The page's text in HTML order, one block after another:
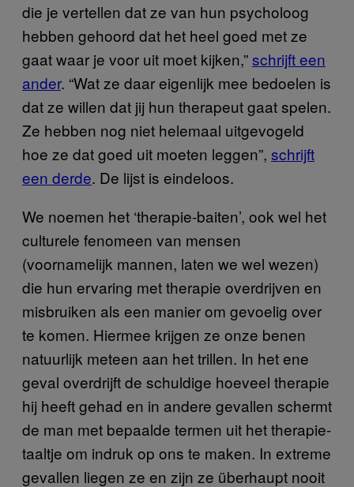
die je vertellen dat ze van hun psycholoog
hebben gehoord dat het heel goed met ze
gaat waar je voor uit moet kijken,”schrijft een
ander. “Wat ze daar eigenlijk mee bedoelen is
dat ze willen dat jij hun therapeut gaat spelen.
Ze hebben nog niet helemaal uitgevogeld
hoe ze dat goed uit moeten leggen”, schrijft
een derde. De lijst is eindeloos.
We noemen het ‘therapie-baiten’, ook wel het
culturele fenomeen van mensen
(voornamelijk mannen, laten we wel wezen)
die hun ervaring met therapie overdrijven en
misbruiken als een manier om gevoelig over
te komen. Hiermee krijgen ze onze benen
natuurlijk meteen aan het trillen. In het ene
geval overdrijft de schuldige hoeveel therapie
hij heeft gehad en in andere gevallen schermt
de man met bepaalde termen uit het therapie-
taaltje om indruk op ons te maken. In extreme
gevallen liegen ze en zijn ze überhaupt nooit